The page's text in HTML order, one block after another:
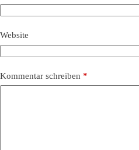
Website
Kommentar schreiben *